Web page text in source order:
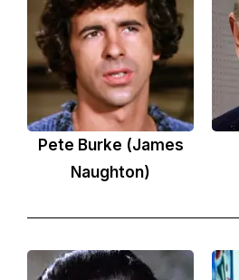
Pete Burke (James
Naughton)